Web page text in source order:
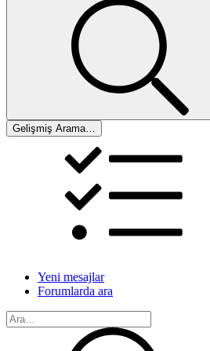
Gelişmiş Arama…
Yeni mesajlar
Forumlarda ara